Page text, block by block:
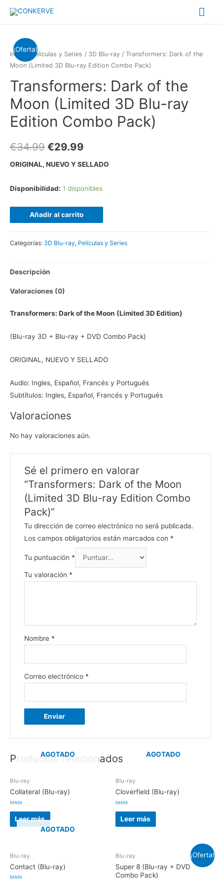
¡Oferta!
Inicio/Películas y Series / 3D Blu-ray / Transformers: Dark of the
Moon (Limited 3D Blu-ray Edition Combo Pack)
Transformers: Dark of the
Moon (Limited 3D Blu-ray
Edition Combo Pack)
€34.99 €29.99
ORIGINAL, NUEVO Y SELLADO
Disponibilidad: 1 disponibles
Añadir al carrito
Categorías: 3D Blu-ray, Películas y Series
Descripción
Valoraciones (0)
Transformers: Dark of the Moon (Limited 3D Edition)
(Blu-ray 3D + Blu-ray + DVD Combo Pack)
ORIGINAL, NUEVO Y SELLADO
Audio: Ingles, Español, Francés y Portugués
Subtítulos: Ingles, Español, Francés y Portugués
Valoraciones
No hay valoraciones aún.
Sé el primero en valorar
“Transformers: Dark of the Moon
(Limited 3D Blu-ray Edition Combo
Pack)”
Tu dirección de correo electrónico no será publicada.
Los campos obligatorios están marcados con *
Tu puntuación *
Tu valoración *
Nombre *
Correo electrónico *
Productos relacionados
AGOTADO
Blu-ray
Collateral (Blu-ray)
V
o
e
n
0
d
e
Leer más
AGOTADO
Blu-ray
Cloverfield (Blu-ray)
V
o
e
n
0
d
e
Leer más
AGOTADO
Blu-ray
Contact (Blu-ray)
¡Oferta!
Blu-ray
Super 8 (Blu-ray + DVD
Combo Pack)